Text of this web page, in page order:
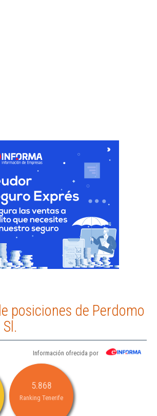
posiciones de Perdomo
Información ofrecida por
5.868
Ranking Tenerife